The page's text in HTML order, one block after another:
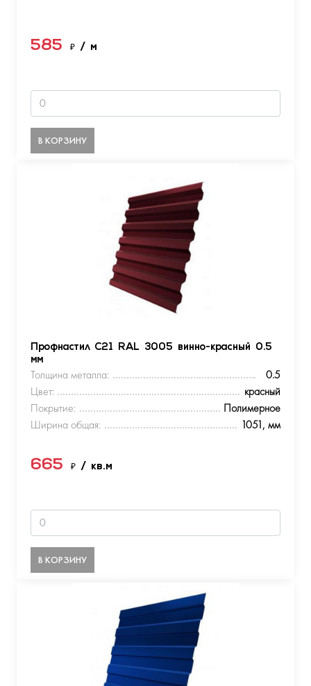
585 ₽ / м
В КОРЗИНУ
Профнастил С21 RAL 3005 винно-красный 0.5
мм
Толщина металла:
0.5
Цвет:
красный
Покрытие:
Полимерное
Ширина общая:
1051, мм
665 ₽ / кв.м
В КОРЗИНУ